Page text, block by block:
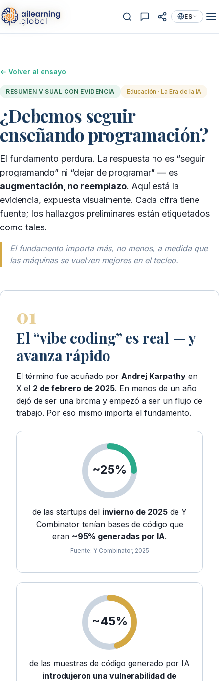
ES
← Volver al ensayo
RESUMEN VISUAL CON EVIDENCIA Educación · La Era de la IA
¿Debemos seguir
enseñando programación?
El fundamento perdura. La respuesta no es “seguir
programando” ni “dejar de programar” — es
augmentación, no reemplazo. Aquí está la
evidencia, expuesta visualmente. Cada cifra tiene
fuente; los hallazgos preliminares están etiquetados
como tales.
El fundamento importa más, no menos, a medida que
las máquinas se vuelven mejores en el tecleo.
01
El “vibe coding” es real — y
avanza rápido
El término fue acuñado por Andrej Karpathy en
X el 2 de febrero de 2025. En menos de un año
dejó de ser una broma y empezó a ser un flujo de
trabajo. Por eso mismo importa el fundamento.
~25%
de las startups del invierno de 2025 de Y
Combinator tenían bases de código que
eran ~95% generadas por IA.
Fuente: Y Combinator, 2025
~45%
de las muestras de código generado por IA
introdujeron una vulnerabilidad de